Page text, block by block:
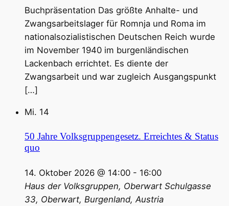
Buchpräsentation Das größte Anhalte- und
Zwangsarbeitslager für Romnja und Roma im
nationalsozialistischen Deutschen Reich wurde
im November 1940 im burgenländischen
Lackenbach errichtet. Es diente der
Zwangsarbeit und war zugleich Ausgangspunkt
[…]
Mi. 14
50 Jahre Volksgruppengesetz. Erreichtes & Status
quo
14. Oktober 2026 @ 14:00 - 16:00
Haus der Volksgruppen, Oberwart Schulgasse
33, Oberwart, Burgenland, Austria